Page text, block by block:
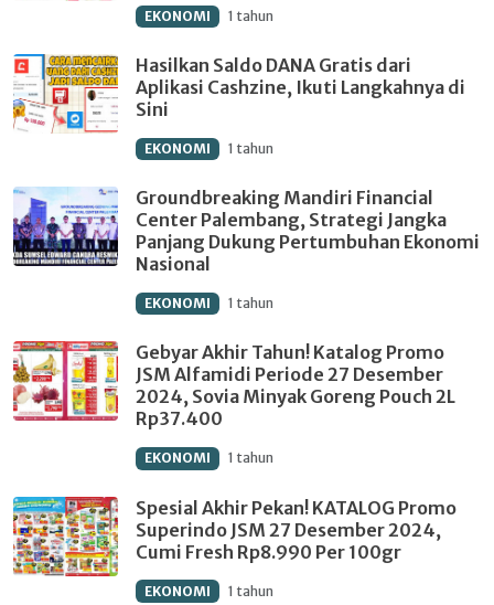
EKONOMI 1 tahun
Hasilkan Saldo DANA Gratis dari
Aplikasi Cashzine, Ikuti Langkahnya di
Sini
EKONOMI 1 tahun
Groundbreaking Mandiri Financial
Center Palembang, Strategi Jangka
Panjang Dukung Pertumbuhan Ekonomi
Nasional
EKONOMI 1 tahun
Gebyar Akhir Tahun! Katalog Promo
JSM Alfamidi Periode 27 Desember
2024, Sovia Minyak Goreng Pouch 2L
Rp37.400
EKONOMI 1 tahun
Spesial Akhir Pekan! KATALOG Promo
Superindo JSM 27 Desember 2024,
Cumi Fresh Rp8.990 Per 100gr
EKONOMI 1 tahun